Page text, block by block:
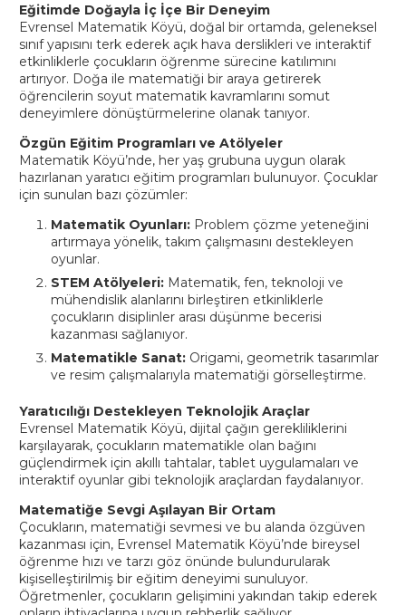
Eğitimde Doğayla İç İçe Bir Deneyim
Evrensel Matematik Köyü, doğal bir ortamda, geleneksel
sınıf yapısını terk ederek açık hava derslikleri ve interaktif
etkinliklerle çocukların öğrenme sürecine katılımını
artırıyor. Doğa ile matematiği bir araya getirerek
öğrencilerin soyut matematik kavramlarını somut
deneyimlere dönüştürmelerine olanak tanıyor.
Özgün Eğitim Programları ve Atölyeler
Matematik Köyü’nde, her yaş grubuna uygun olarak
hazırlanan yaratıcı eğitim programları bulunuyor. Çocuklar
için sunulan bazı çözümler:
Matematik Oyunları: Problem çözme yeteneğini
artırmaya yönelik, takım çalışmasını destekleyen
oyunlar.
STEM Atölyeleri: Matematik, fen, teknoloji ve
mühendislik alanlarını birleştiren etkinliklerle
çocukların disiplinler arası düşünme becerisi
kazanması sağlanıyor.
Matematikle Sanat: Origami, geometrik tasarımlar
ve resim çalışmalarıyla matematiği görselleştirme.
Yaratıcılığı Destekleyen Teknolojik Araçlar
Evrensel Matematik Köyü, dijital çağın gerekliliklerini
karşılayarak, çocukların matematikle olan bağını
güçlendirmek için akıllı tahtalar, tablet uygulamaları ve
interaktif oyunlar gibi teknolojik araçlardan faydalanıyor.
Matematiğe Sevgi Aşılayan Bir Ortam
Çocukların, matematiği sevmesi ve bu alanda özgüven
kazanması için, Evrensel Matematik Köyü’nde bireysel
öğrenme hızı ve tarzı göz önünde bulundurularak
kişiselleştirilmiş bir eğitim deneyimi sunuluyor.
Öğretmenler, çocukların gelişimini yakından takip ederek